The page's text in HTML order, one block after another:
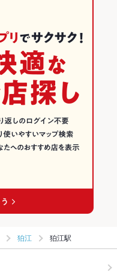
狛江 狛江駅